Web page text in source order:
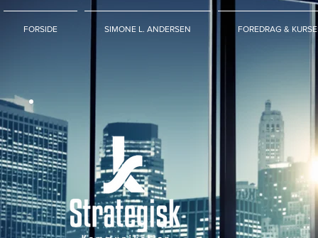
FORSIDE SIMONE L. ANDERSEN FOREDRAG &